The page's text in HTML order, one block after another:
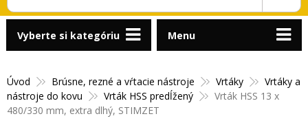
Úvod Brúsne, rezné a vŕtacie nástroje Vrtáky
Vrtáky a
nástroje do kovu
Vrták HSS predĺžený
Vrták HSS 13 x
480/330 mm, extra dlhý, STIMZET
Vyberte si kategóriu Menu